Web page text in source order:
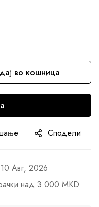
во кошница
Сподели
Авг, 2026
над 3.000 MKD